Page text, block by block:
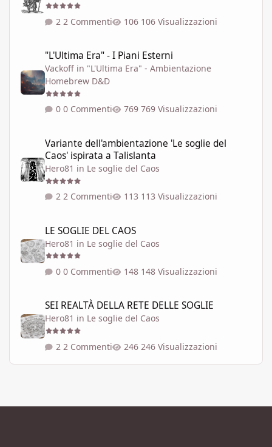
2 Commenti 106 Visualizzazioni
"L'Ultima Era" - I Piani Esterni
Vackoff in "L'Ultima Era" - Ambientazione
Homebrew D&D
0 Commenti 769 Visualizzazioni
Variante dell'ambientazione 'Le soglie del
Caos' ispirata a Talislanta
Hero81 in Le soglie del Caos
2 Commenti 113 Visualizzazioni
LE SOGLIE DEL CAOS
Hero81 in Le soglie del Caos
0 Commenti 148 Visualizzazioni
SEI REALTÀ DELLA RETE DELLE SOGLIE
Hero81 in Le soglie del Caos
2 Commenti 246 Visualizzazioni